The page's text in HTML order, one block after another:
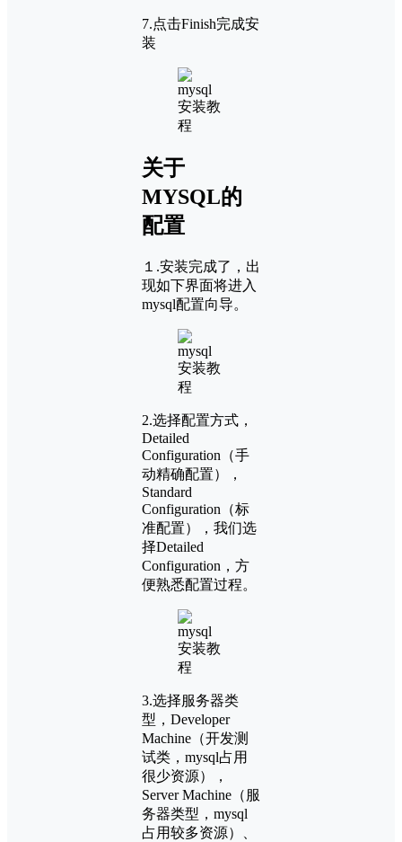
7.点击Finish完成安
装
关于
MYSQL的
配置
１.安装完成了，出
现如下界面将进入
mysql配置向导。
2.选择配置方式，
Detailed
Configuration（手
动精确配置），
Standard
Configuration（标
准配置），我们选
择Detailed
Configuration，方
便熟悉配置过程。
3.选择服务器类
型，Developer
Machine（开发测
试类，mysql占用
很少资源），
Server Machine（服
务器类型，mysql
占用较多资源）、